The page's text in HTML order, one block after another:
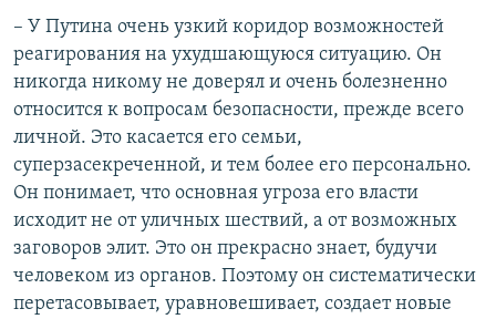
– У Путина очень узкий коридор возможностей
реагирования на ухудшающуюся ситуацию. Он
никогда никому не доверял и очень болезненно
относится к вопросам безопасности, прежде всего
личной. Это касается его семьи,
суперзасекреченной, и тем более его персонально.
Он понимает, что основная угроза его власти
исходит не от уличных шествий, а от возможных
заговоров элит. Это он прекрасно знает, будучи
человеком из органов. Поэтому он систематически
перетасовывает, уравновешивает, создает новые